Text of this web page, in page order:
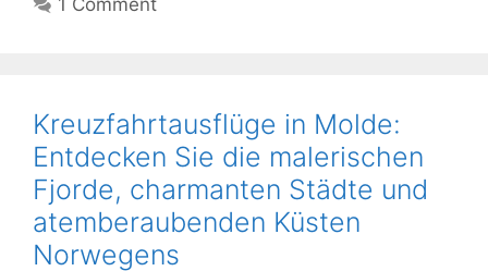
Kreuzfahrtausflüge in Molde:
Entdecken Sie die malerischen
Fjorde, charmanten Städte und
atemberaubenden Küsten
Norwegens